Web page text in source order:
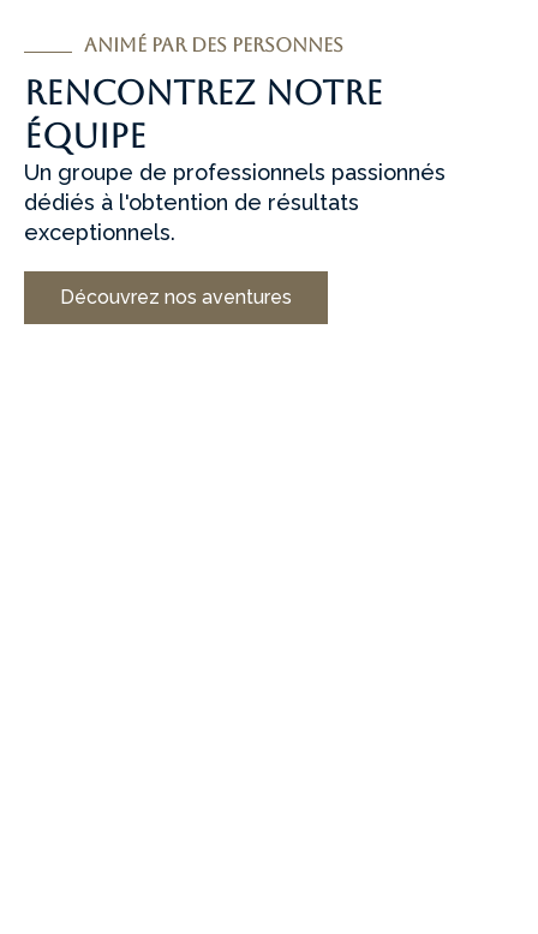
Animé par des personnes
Rencontrez notre
équipe
Un groupe de professionnels passionnés
dédiés à l'obtention de résultats
exceptionnels.
Découvrez nos aventures